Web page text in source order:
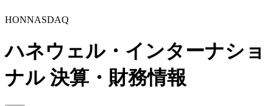
HONNASDAQ
ハネウェル・インターナショ
ナル決算・財務情報